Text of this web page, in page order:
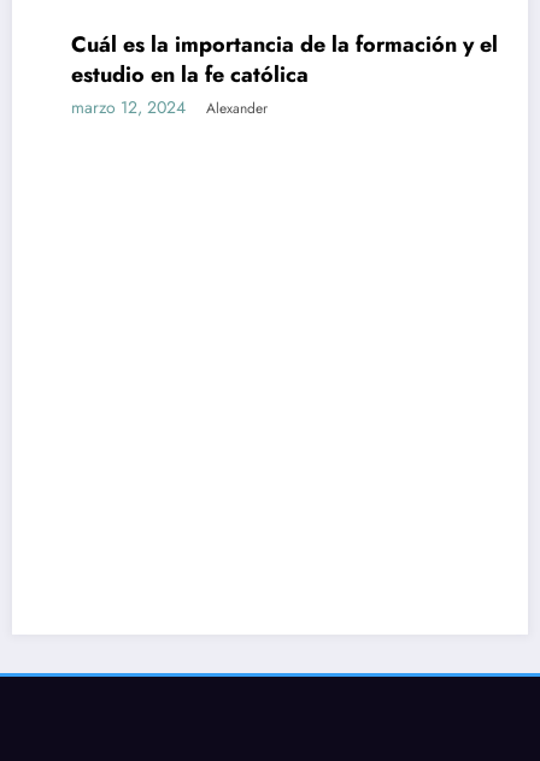
UNCATEGORIZED
Cuál es la importancia de la formación y el
estudio en la fe católica
marzo 12, 2024 Alexander